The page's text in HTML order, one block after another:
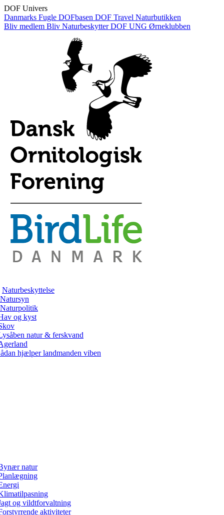
DOF Univers
Danmarks Fugle DOFbasen DOF Travel Naturbutikken
Bliv medlem Bliv NaturbeskytterDOF UNG Ørneklubben
Naturbeskyttelse
Natursyn
Naturpolitik
og kyst
natur & ferskvand
hjælper landmanden viben
natur
og vildtforvaltning
aktiviteter